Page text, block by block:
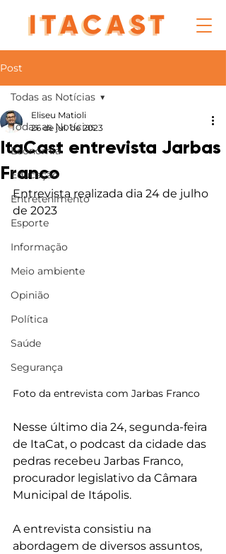
Post
Todas as Notícias
Economia
Educação
Entretenimento
Esporte
Informação
Meio ambiente
Opinião
Política
Saúde
Segurança
Todas as Notícias
ItaCast entrevista Jarbas
Franco
Eliseu Matioli
26 de jul. de 2023
Entrevista realizada dia 24 de julho
de 2023
Foto da entrevista com Jarbas Franco
Nesse último dia 24, segunda-feira
de ItaCat, o podcast da cidade das
pedras recebeu Jarbas Franco,
procurador legislativo da Câmara
Municipal de Itápolis.
A entrevista consistiu na
abordagem de diversos assuntos,